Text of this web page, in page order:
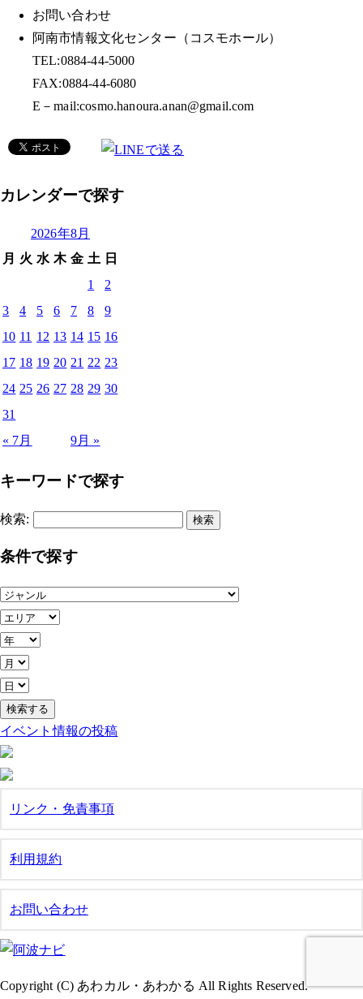
お問い合わせ
阿南市情報文化センター（コスモホール）
TEL:0884-44-5000
FAX:0884-44-6080
E－mail:cosmo.hanoura.anan@gmail.com
カレンダーで探す
2026年8月
月 火 水 木 金 土 日
« 7月 9月 »
1
2
3
4 5 6 7 8
9
10 11 12 13 14 15 16
17 18 19 20 21 22 23
24 25 26 27 28 29 30
31
キーワードで探す
検索:
条件で探す
イベント情報の投稿
リンク・免責事項
利用規約
お問い合わせ
Copyright (C) あわカル・あわかる All Rights Reserved.